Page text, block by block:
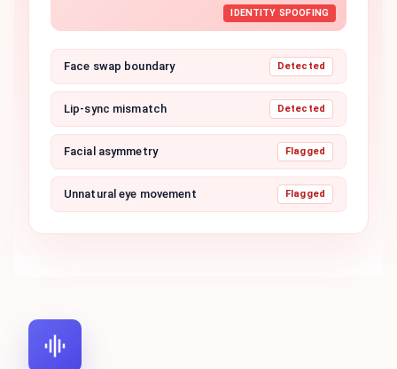
IDENTITY SPOOFING
Face swap boundary Detected
Lip-sync mismatch Detected
Facial asymmetry Flagged
Unnatural eye movement Flagged